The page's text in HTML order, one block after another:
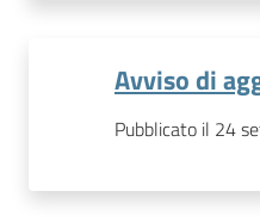
Avviso di
Pubblicato il 24